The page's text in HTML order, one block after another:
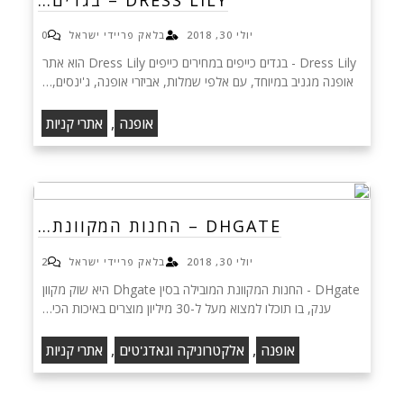
יולי 30, 2018 בלאק פריידי ישראל 0
Dress Lily - בגדים כייפים במחירים כייפים Dress Lily הוא אתר
אופנה מגניב במיוחד, עם אלפי שמלות, אביזרי אופנה, ג'ינסים,…
אופנה , אתרי קניות
DHGATE – החנות המקוונת…
יולי 30, 2018 בלאק פריידי ישראל 2
DHgate - החנות המקוונת המובילה בסין Dhgate היא שוק מקוון
ענק, בו תוכלו למצוא מעל ל-30 מיליון מוצרים באיכות הכי…
אופנה , אלקטרוניקה וגאדג'טים , אתרי קניות